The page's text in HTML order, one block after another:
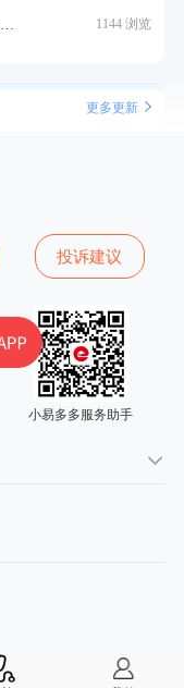
1144 浏览
更多更新
投诉建议
小易多多服务助手